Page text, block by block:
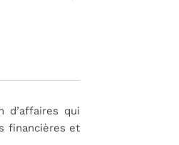
d’affaires qui
financières et